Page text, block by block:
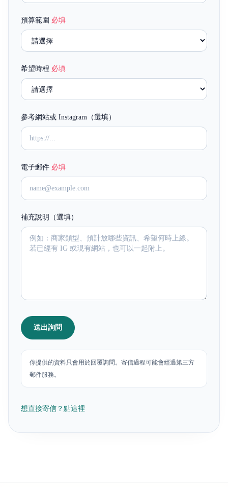
預算範圍 必填
希望時程 必填
參考網站或 Instagram（選填）
電子郵件 必填
補充說明（選填）
送出詢問
你提供的資料只會用於回覆詢問。寄信過程可能會經過第三方
郵件服務。
想直接寄信？點這裡